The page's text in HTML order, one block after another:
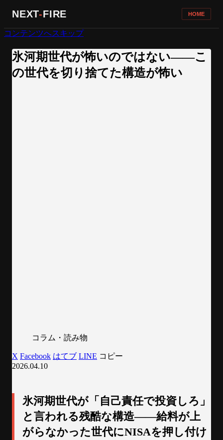
NEXT-FIRE HOME
コンテンツへスキップ
氷河期世代が怖いのではない——こ
の世代を切り捨てた構造が怖い
コラム・読み物
X Facebook はてブ LINE コピー
2026.04.10
氷河期世代が「自己責任で投資しろ」
と言われる残酷な構造——給料が上
がらなかった世代にNISAを押し付け